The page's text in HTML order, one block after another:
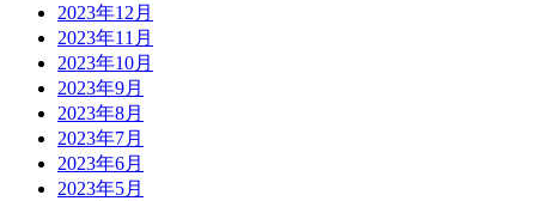
2023年12月
2023年11月
2023年10月
2023年9月
2023年8月
2023年7月
2023年6月
2023年5月